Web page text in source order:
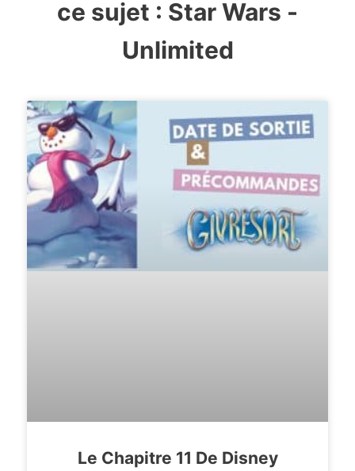
ce sujet : Star Wars -
Unlimited
Le Chapitre 11 De Disney